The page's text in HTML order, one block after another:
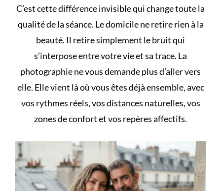
C’est cette différence invisible qui change toute la
qualité de la séance. Le domicile ne retire rien à la
beauté. Il retire simplement le bruit qui
s’interpose entre votre vie et sa trace. La
photographie ne vous demande plus d’aller vers
elle. Elle vient là où vous êtes déjà ensemble, avec
vos rythmes réels, vos distances naturelles, vos
zones de confort et vos repères affectifs.